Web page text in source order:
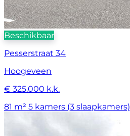
Beschikbaar
Pesserstraat 34
Hoogeveen
€ 325.000 k.k.
81 m² 5 kamers (3 slaapkamers)